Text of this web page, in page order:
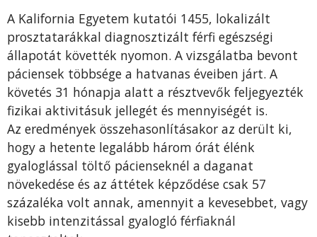
A Kalifornia Egyetem kutatói 1455, lokalizált
prosztatarákkal diagnosztizált férfi egészségi
állapotát követték nyomon. A vizsgálatba bevont
páciensek többsége a hatvanas éveiben járt. A
követés 31 hónapja alatt a résztvevők feljegyezték
fizikai aktivitásuk jellegét és mennyiségét is.
Az eredmények összehasonlításakor az derült ki,
hogy a hetente legalább három órát élénk
gyaloglással töltő pácienseknél a daganat
növekedése és az áttétek képződése csak 57
százaléka volt annak, amennyit a kevesebbet, vagy
kisebb intenzitással gyalogló férfiaknál